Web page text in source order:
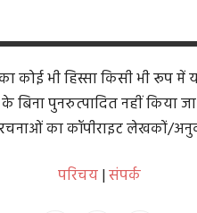
का कोई भी हिस्सा किसी भी
बिना पुनरुत्पादित नहीं
का कॉपीराइट लेखकों/
परिचय|संपर्क